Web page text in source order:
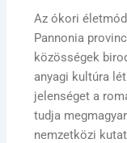
Az ókori
Pannonia
közösségek
anyagi kultúra
jelenséget a
tudja
nemzetközi